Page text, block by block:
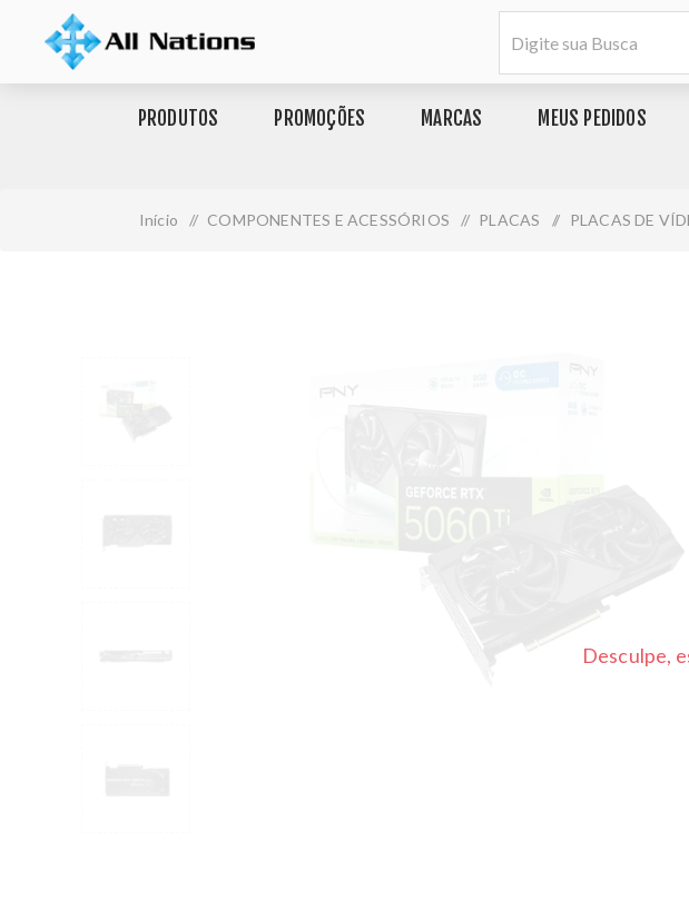
PRODUTOS PROMOÇÕES MARCAS MEUS PEDIDOS
Início / COMPONENTES E ACESSÓRIOS / PLACAS / PLACAS DE
Desculpe,